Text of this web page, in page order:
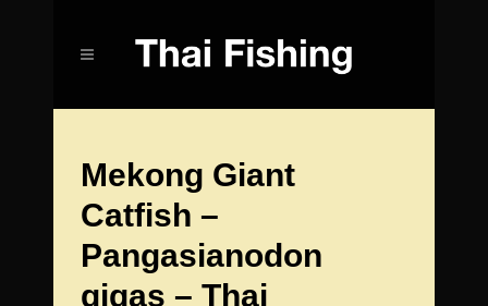
Mekong Giant
Catfish –
Pangasianodon
gigas – Thai